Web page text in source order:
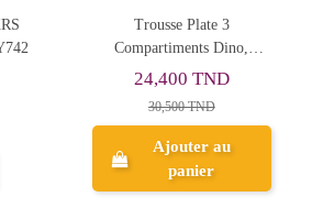
Plate 3
Dino,
TND
au
Trousse Happy 2
Compartiments,
Réf.P003
14,927 TND
Ajouter au